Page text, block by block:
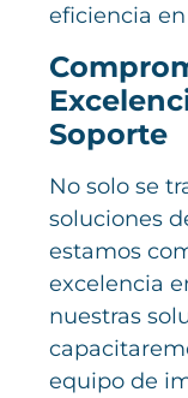
eficiencia
Soporte
No solo se
soluciones
estamos
excelencia
nuestras
equipo de